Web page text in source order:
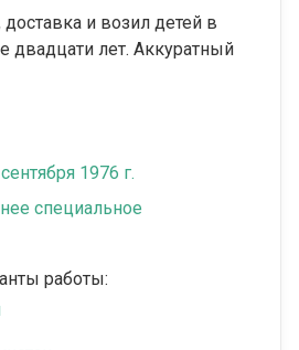
доставка и возил детей в
двадцати лет. Аккуратный
1976 г.
специальное
работы: